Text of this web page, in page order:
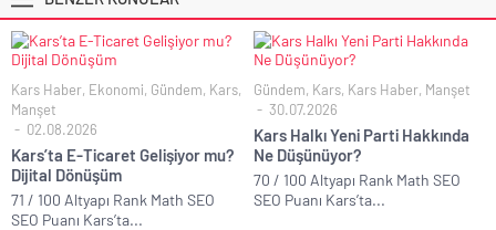
Kars Haber, Ekonomi, Gündem, Kars,
Manşet
02.08.2026
Kars’ta E-Ticaret Gelişiyor mu?
Dijital Dönüşüm
71 / 100 Altyapı Rank Math SEO
SEO Puanı Kars’ta...
Gündem, Kars, Kars Haber, Manşet
30.07.2026
Kars Halkı Yeni Parti Hakkında
Ne Düşünüyor?
70 / 100 Altyapı Rank Math SEO
SEO Puanı Kars’ta...